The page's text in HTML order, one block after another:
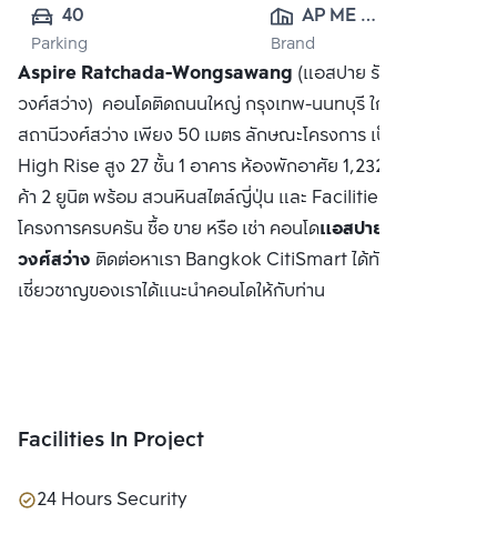
40
Parking
AP ME
(KRUNGTHEP)
CO., LTD
Brand
Aspire Ratchada-Wongsawang (แอสปาย รัชดา-
วงศ์สว่าง) คอนโดติดถนนใหญ่ กรุงเทพ-นนทบุรี ใกล้ MRT
สถานีวงศ์สว่าง เพียง 50 เมตร ลักษณะโครงการ เป็นคอนโด
High Rise สูง 27 ชั้น 1 อาคาร ห้องพักอาศัย 1,232 ยูนิต + ร้าน
ค้า 2 ยูนิต พร้อม สวนหินสไตล์ญี่ปุ่น และ Facilities ภายใน
โครงการครบครัน ซื้อ ขาย หรือ เช่า คอนโดแอสปาย รัชดา-
วงศ์สว่าง ติดต่อหาเรา Bangkok CitiSmart ได้ทันที เพื่อให้ผู้
เชี่ยวชาญของเราได้แนะนำคอนโดให้กับท่าน
Facilities In Project
24 Hours Security